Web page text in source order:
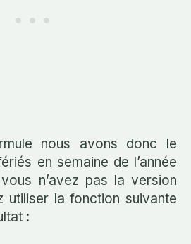
nous avons donc le
en semaine de l’année
n’avez pas la version
utiliser la fonction suivante
: